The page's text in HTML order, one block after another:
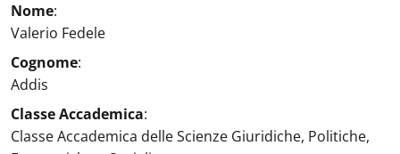
Nome:
Valerio Fedele
Cognome:
Addis
Classe Accademica:
Classe Accademica delle Scienze Giuridiche, Politiche,